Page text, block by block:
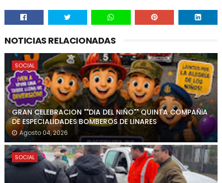
NOTICIAS RELACIONADAS
SOCIAL
GRAN CELEBRACION ""DIA DEL NIÑO"" QUINTA COMPAÑiA
DE ESPECIALIDADES BOMBEROS DE LINARES
Agosto 04, 2026
SOCIAL